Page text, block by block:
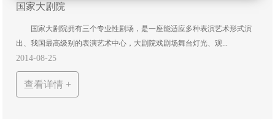
国家大剧院
国家大剧院拥有三个专业性剧场，是一座能适应多种表演艺术形式演
出、我国最高级别的表演艺术中心，大剧院戏剧场舞台灯光、观...
2014-08-25
查看详情 +